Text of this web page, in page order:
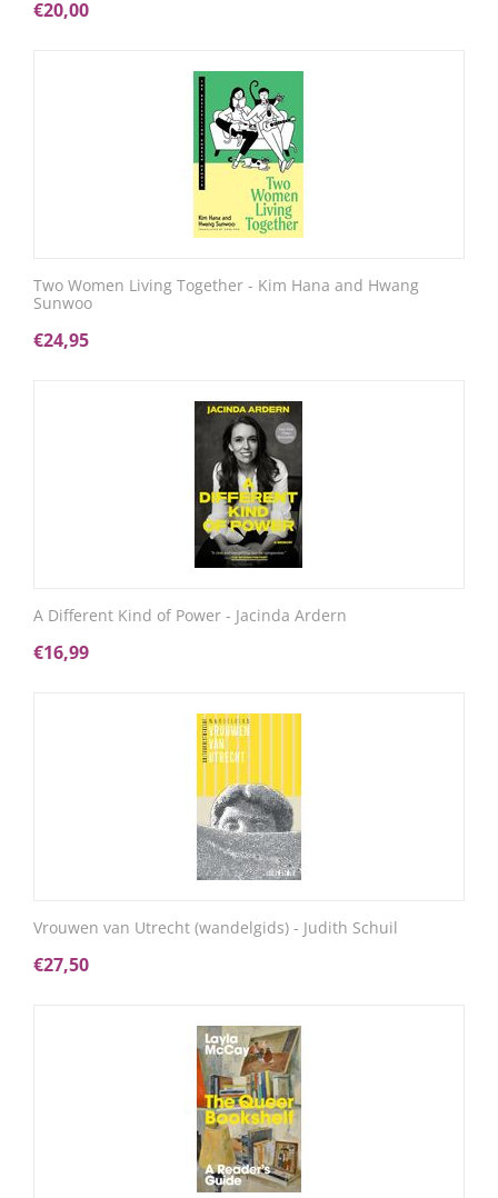
€20,00
Two Women Living Together - Kim Hana and Hwang
Sunwoo
€24,95
A Different Kind of Power - Jacinda Ardern
€16,99
Vrouwen van Utrecht (wandelgids) - Judith Schuil
€27,50